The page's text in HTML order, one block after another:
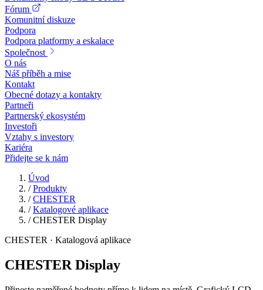
Fórum
Komunitní diskuze
Podpora
Podpora platformy a eskalace
Společnost
O nás
Náš příběh a mise
Kontakt
Obecné dotazy a kontakty
Partneři
Partnerský ekosystém
Investoři
Vztahy s investory
Kariéra
Přidejte se k nám
Úvod
/ Produkty
/ CHESTER
/ Katalogové aplikace
/ CHESTER Display
CHESTER · Katalogová aplikace
CHESTER Display